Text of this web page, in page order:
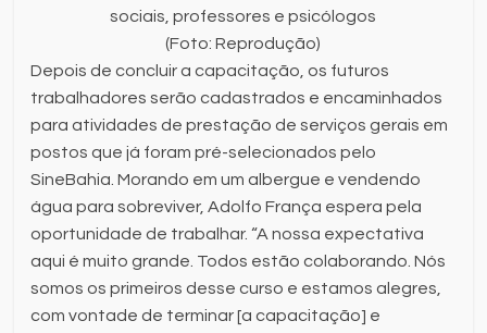
sociais, professores e psicólogos
(Foto: Reprodução)
Depois de concluir a capacitação, os futuros
trabalhadores serão cadastrados e encaminhados
para atividades de prestação de serviços gerais em
postos que já foram pré-selecionados pelo
SineBahia. Morando em um albergue e vendendo
água para sobreviver, Adolfo França espera pela
oportunidade de trabalhar. “A nossa expectativa
aqui é muito grande. Todos estão colaborando. Nós
somos os primeiros desse curso e estamos alegres,
com vontade de terminar [a capacitação] e